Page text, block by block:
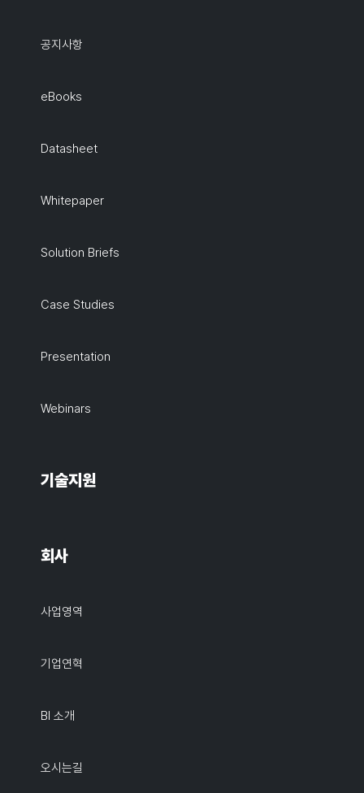
공지사항
eBooks
Datasheet
Whitepaper
Solution Briefs
Case Studies
Presentation
Webinars
기술지원
회사
사업영역
기업연혁
BI 소개
오시는길